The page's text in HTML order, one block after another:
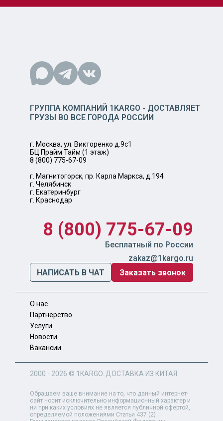
ГРУППА КОМПАНИЙ 1KARGO - ДОСТАВЛЯЕТ
ГРУЗЫ ВО ВСЕ ГОРОДА РОССИИ
г. Москва, ул. Викторенко д.9с1
БЦ Прайм Тайм (1 этаж)
8 (800) 775-67-09
г. Магнитогорск, пр. Карла Маркса, д.194
г. Челябинск
г. Екатеринбург
г. Краснодар
8 (800) 775-67-09
Бесплатный по России
zakaz@1kargo.ru
НАПИСАТЬ В ЧАТ
Заказать звонок
О нас
Партнерство
Услуги
Новости
Вакансии
2000 - 2026 © 1KARGO . ДОСТАВКА ИЗ КИТАЯ
Обращаем ваше внимание на то, что данный интернет-
сайт носит исключительно информационный характер и
ни при каких условиях не является публичной офертой,
определяемой положениями Статьи 437 (2)